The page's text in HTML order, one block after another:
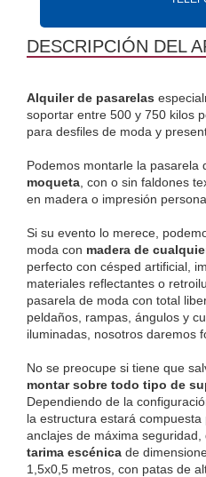
DESCRIPCIÓN DEL
Alquiler de pasarelas
soportar entre 500 y 750 kilos
para desfiles de moda y
Podemos montarle la pasarela
moqueta , con o sin faldones
en madera o impresión
Si su evento lo merece,
moda con madera de
perfecto con césped artificial,
materiales reflectantes o
pasarela de moda con total
peldaños, rampas, ángulos y
iluminadas, nosotros daremos
No se preocupe si tiene que
montar sobre todo tipo de
Dependiendo de la
la estructura estará
anclajes de máxima seguridad,
tarima escénica de
1,5x0,5 metros, con patas de